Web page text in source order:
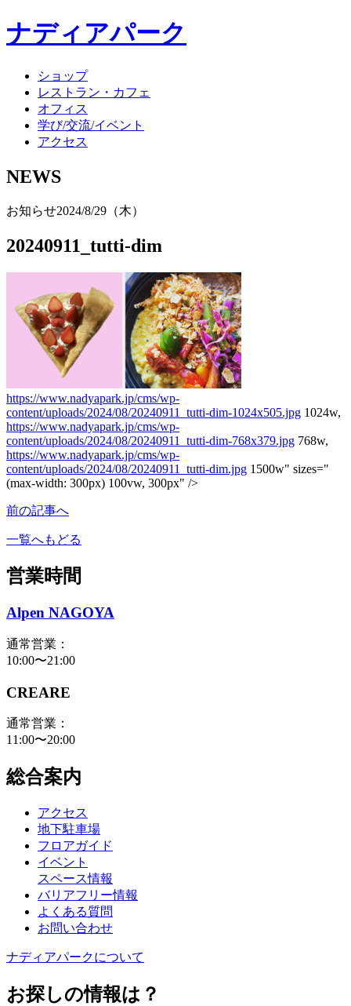
ナディアパーク
ショップ
レストラン・カフェ
オフィス
学び/交流/イベント
アクセス
NEWS
お知らせ2024/8/29（木）
20240911_tutti-dim
https://www.nadyapark.jp/cms/wp-
content/uploads/2024/08/20240911_tutti-dim-1024x505.jpg 1024w,
https://www.nadyapark.jp/cms/wp-
content/uploads/2024/08/20240911_tutti-dim-768x379.jpg 768w,
https://www.nadyapark.jp/cms/wp-
content/uploads/2024/08/20240911_tutti-dim.jpg 1500w" sizes="
(max-width: 300px) 100vw, 300px" />
前の記事へ
一覧へもどる
営業時間
Alpen NAGOYA
通常営業：
10:00〜21:00
CREARE
通常営業：
11:00〜20:00
総合案内
アクセス
地下駐車場
フロアガイド
イベント
スペース情報
バリアフリー情報
よくある質問
お問い合わせ
ナディアパークについて
お探しの情報は？